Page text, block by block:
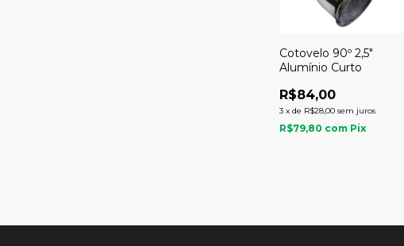
Cotovelo 90º 2,5"
Alumínio Curto
R$84,00
3 xde R$28,00 sem juros
R$79,80 com Pix